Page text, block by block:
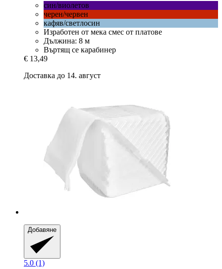
син/виолетов
черен/червен
кафяв/светлосин
Изработен от мека смес от платове
Дължина: 8 м
Въртящ се карабинер
€ 13,49
Доставка до 14. август
Добавяне
5.0 (1)